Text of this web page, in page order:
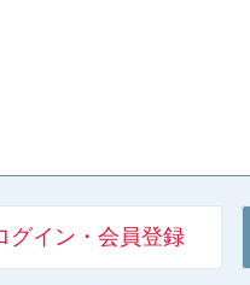
グイン・会員登録